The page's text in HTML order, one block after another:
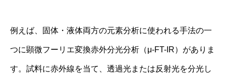
例えば、固体・液体両方の元素分析に使われる手法の一
つに顕微フーリエ変換赤外分光分析（μ-FT-IR）がありま
す。試料に赤外線を当て、透過光または反射光を分光し